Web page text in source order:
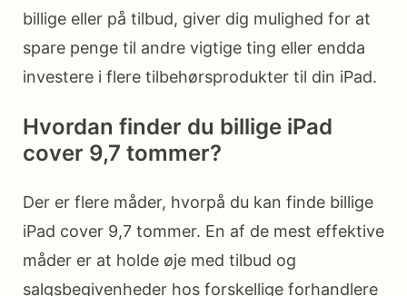
billige eller på tilbud, giver dig mulighed for at
spare penge til andre vigtige ting eller endda
investere i flere tilbehørsprodukter til din iPad.
Hvordan finder du billige iPad
cover 9,7 tommer?
Der er flere måder, hvorpå du kan finde billige
iPad cover 9,7 tommer. En af de mest effektive
måder er at holde øje med tilbud og
salgsbegivenheder hos forskellige forhandlere